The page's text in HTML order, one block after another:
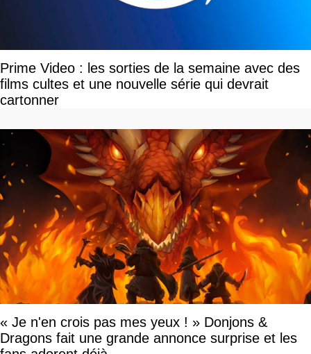
Prime Video : les sorties de la semaine avec des
films cultes et une nouvelle série qui devrait
cartonner
« Je n'en crois pas mes yeux ! » Donjons &
Dragons fait une grande annonce surprise et les